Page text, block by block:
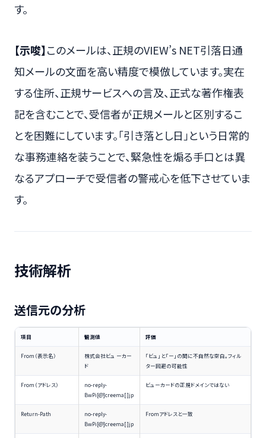
す。
【示唆】このメールは、正規のVIEW’s NET引落日通
知メールの文面を高い精度で模倣しています。実在
する住所、正規サービスへの言及、正式な著作権表
記を含むことで、受信者が正規メールと区別するこ
とを困難にしています。「引き落とし日」という日常的
な事務連絡を装うことで、緊急性を煽る手口とは異
なるアプローチで受信者の警戒心を低下させていま
す。
技術解析
送信元の分析
項目 観測値 評価
From（表示名）
株式会社ビュ ーカー
ド
「ビュ」と「ー」の間に不自然な空白。フィル
ター回避の可能性
From（アドレス）
no-reply-
BwPi[@]creema[.]jp
ビューカードの正規ドメインではない
Return-Path
no-reply-
BwPi[@]creema[.]jp
Fromアドレスと一致